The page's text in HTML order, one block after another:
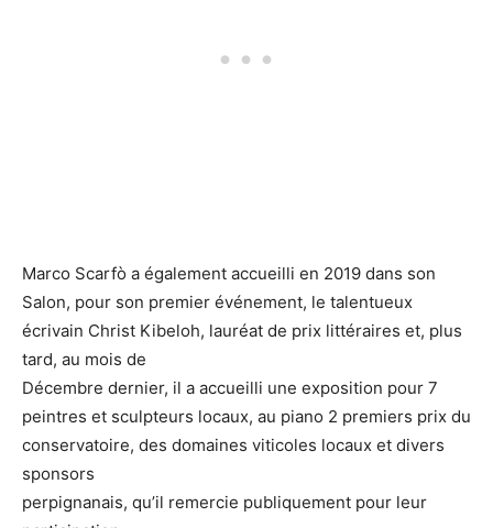
Marco Scarfò a également accueilli en 2019 dans son
Salon, pour son premier événement, le talentueux
écrivain Christ Kibeloh, lauréat de prix littéraires et, plus
tard, au mois de
Décembre dernier, il a accueilli une exposition pour 7
peintres et sculpteurs locaux, au piano 2 premiers prix du
conservatoire, des domaines viticoles locaux et divers
sponsors
perpignanais, qu’il remercie publiquement pour leur